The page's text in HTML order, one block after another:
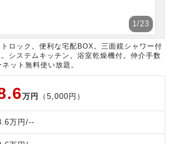
1/23
ロック。便利な宅配BOX。三面鏡シャワー付
システムキッチン。浴室乾燥機付。仲介手数
ット無料使い放題。
万円 （5,000円）
万円/--